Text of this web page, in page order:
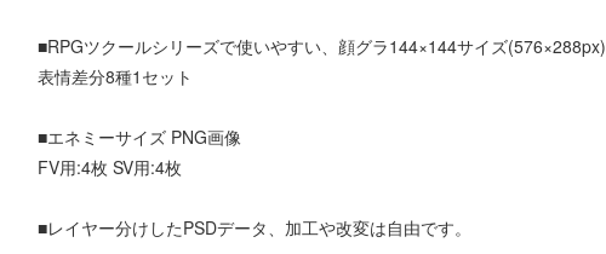
■RPGツクールシリーズで使いやすい、顔グラ144×144サイズ(576×288px)
表情差分8種1セット
■エネミーサイズ PNG画像
FV用:4枚 SV用:4枚
■レイヤー分けしたPSDデータ、加工や改変は自由です。